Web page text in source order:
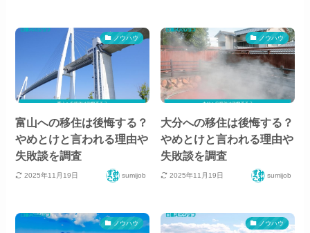
ノウハウ
富山への移住は後悔する？
やめとけと言われる理由や
失敗談を調査
2025年11月19日 sumijob
ノウハウ
大分への移住は後悔する？
やめとけと言われる理由や
失敗談を調査
2025年11月19日 sumijob
ノウハウ ノウハウ